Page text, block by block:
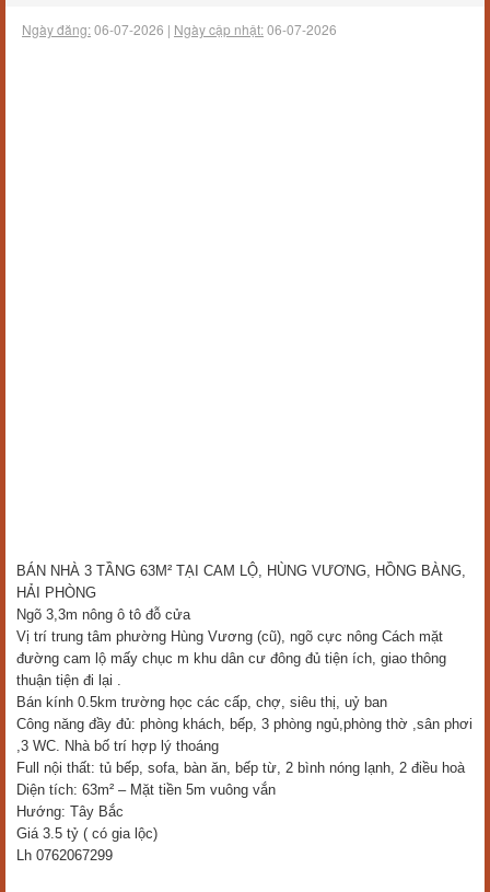
Ngày đăng:06-07-2026 | Ngày cập nhật:06-07-2026
BÁN NHÀ 3 TẦNG 63M² TẠI CAM LỘ, HÙNG VƯƠNG, HỒNG BÀNG,
HẢI PHÒNG
Ngõ 3,3m nông ô tô đỗ cửa
Vị trí trung tâm phường Hùng Vương (cũ), ngõ cực nông Cách mặt
đường cam lộ mấy chục m khu dân cư đông đủ tiện ích, giao thông
thuận tiện đi lại .
Bán kính 0.5km trường học các cấp, chợ, siêu thị, uỷ ban
Công năng đầy đủ: phòng khách, bếp, 3 phòng ngủ,phòng thờ ,sân phơi
,3 WC. Nhà bố trí hợp lý thoáng
Full nội thất: tủ bếp, sofa, bàn ăn, bếp từ, 2 bình nóng lạnh, 2 điều hoà
Diện tích: 63m² – Mặt tiền 5m vuông vắn
Hướng: Tây Bắc
Giá 3.5 tỷ ( có gia lộc)
Lh 0762067299